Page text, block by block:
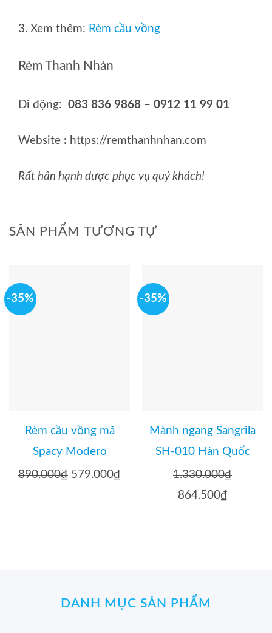
3. Xem thêm: Rèm cầu vồng
Rèm Thanh Nhàn
Di động: 083 836 9868 – 0912 11 99 01
Website : https://remthanhnhan.com
Rất hân hạnh được phục vụ quý khách!
SẢN PHẨM TƯƠNG TỰ
-35%
Rèm cầu vồng mã
Spacy Modero
890.000₫ Giá
579.000₫
-35%
Mành ngang Sangrila
SH-010 Hàn Quốc
1.330.000₫
Giá
864.500₫
DANH MỤC SẢN PHẨM